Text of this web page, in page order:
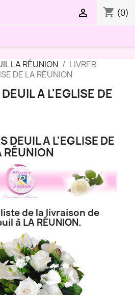
shopping_cart (0)

LA RÉUNION
LIVRER
DE LA RÉUNION
A L'EGLISE DE
DEUIL A L'EGLISE DE
RÉUNION
de la livraison de
à LA RÉUNION.